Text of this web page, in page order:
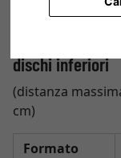
dischi inferiori
(distanza
cm)
Formato